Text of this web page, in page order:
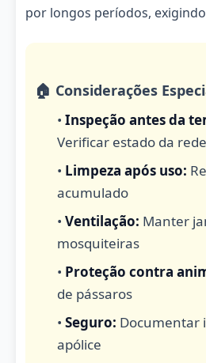
por longos períodos,
🏠 Considerações
• Inspeção antes da
Verificar estado da rede
• Limpeza após uso:
acumulado
• Ventilação: Manter
mosquiteiras
• Proteção contra
de pássaros
• Seguro: Documentar
apólice